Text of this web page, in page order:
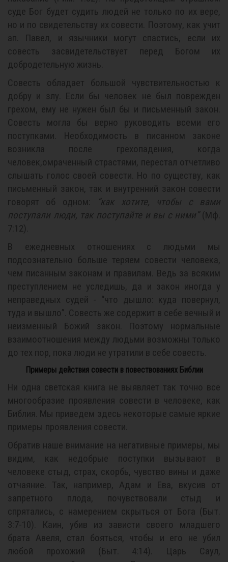
суде Бог будет судить людей не только по их вере,
но и по свидетельству их совести. Поэтому, как учит
ап. Павел, и язычники могут спастись, если их
совесть засвидетельствует перед Богом их
добродетельную жизнь.
Совесть обладает большой чувствительностью к
добру и злу. Если бы человек не был поврежден
грехом, ему не нужен был бы и письменный закон.
Совесть могла бы верно руководить всеми его
поступками. Необходимость в писанном законе
возникла после грехопадения, когда
человек,омраченный страстями, перестал отчетливо
слышать голос своей совести. Но по существу, как
письменный закон, так и внутренний закон совести
говорят об одном:
“как хотите, чтобы с вами
поступали люди, так поступайте и вы с ними”(Мф.
7:12).
В ежедневных отношениях с людьми мы
подсознательно больше теряем совести человека,
чем писанным законам и правилам. Ведь за всяким
преступлением не уследишь, да и закон иногда у
неправедных судей - “что дышло: куда повернул,
туда и вышло”. Совесть же содержит в себе вечный и
неизменный Божий закон. Поэтому нормальные
взаимоотношения между людьми возможны только
до тех пор, пока люди не утратили в себе совесть.
Примеры действия совести в повествованиях Библии
Ни одна светская книга не выявляет так точно все
многообразие проявления совести в человеке, как
Библия. Мы приведем здесь некоторые самые яркие
примеры проявления совести.
Обратив наше внимание на негативные примеры, мы
видим, как недобрые поступки вызывают в
человеке стыд, страх, скорбь, чувство вины и даже
отчаяние. Так, например, Адам и Ева, вкусив от
запретного плода, почувствовали стыд и
спрятались, с намерением скрыться от Бога (Быт.
3:7-10). Каин, убив из зависти своего младшего
брата Авеля, стал бояться, чтобы и его не убил
любой прохожий (Быт. 4:14). Царь Саул,